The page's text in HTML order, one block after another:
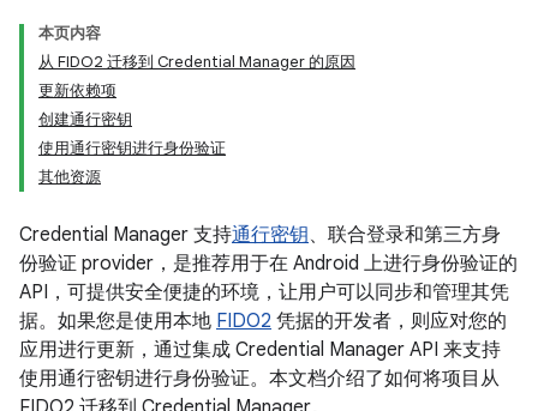
本页内容
从 FIDO2 迁移到 Credential Manager 的原因
更新依赖项
创建通行密钥
使用通行密钥进行身份验证
其他资源
Credential Manager 支持通行密钥、联合登录和第三方身
份验证 provider，是推荐用于在 Android 上进行身份验证的
API，可提供安全便捷的环境，让用户可以同步和管理其凭
据。如果您是使用本地 FIDO2 凭据的开发者，则应对您的
应用进行更新，通过集成 Credential Manager API 来支持
使用通行密钥进行身份验证。本文档介绍了如何将项目从